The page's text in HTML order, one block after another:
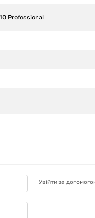
Professional
Увійти за